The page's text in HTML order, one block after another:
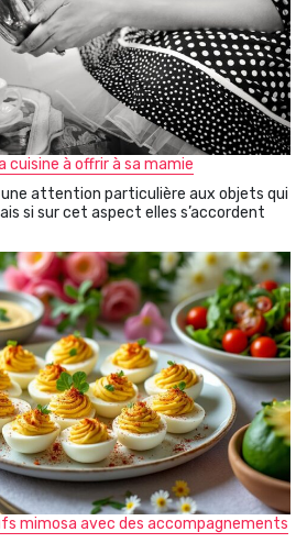
cuisine à offrir à sa mamie
attention particulière aux objets qui
si sur cet aspect elles s’accordent
mimosa avec des accompagnements